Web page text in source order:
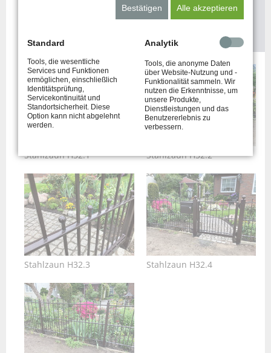
Stahlzaun H32.1 Stahlzaun H32.2
Stahlzaun H32.3 Stahlzaun H32.4
Bestätigen Alle akzeptieren
Standard
Tools, die wesentliche
Services und Funktionen
ermöglichen, einschließlich
Identitätsprüfung,
Servicekontinuität und
Standortsicherheit. Diese
Option kann nicht abgelehnt
werden.
Analytik
Tools, die anonyme Daten
über Website-Nutzung und -
Funktionalität sammeln. Wir
nutzen die Erkenntnisse, um
unsere Produkte,
Dienstleistungen und das
Benutzererlebnis zu
verbessern.